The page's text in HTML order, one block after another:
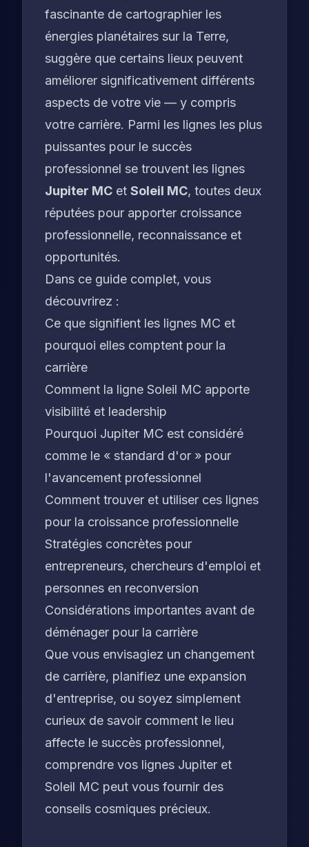
fascinante de cartographier les
énergies planétaires sur la Terre,
suggère que certains lieux peuvent
améliorer significativement différents
aspects de votre vie — y compris
votre carrière. Parmi les lignes les plus
puissantes pour le succès
professionnel se trouvent les lignes
Jupiter MC et Soleil MC, toutes deux
réputées pour apporter croissance
professionnelle, reconnaissance et
opportunités.
Dans ce guide complet, vous
découvrirez :
Ce que signifient les lignes MC et
pourquoi elles comptent pour la
carrière
Comment la ligne Soleil MC apporte
visibilité et leadership
Pourquoi Jupiter MC est considéré
comme le « standard d'or » pour
l'avancement professionnel
Comment trouver et utiliser ces lignes
pour la croissance professionnelle
Stratégies concrètes pour
entrepreneurs, chercheurs d'emploi et
personnes en reconversion
Considérations importantes avant de
déménager pour la carrière
Que vous envisagiez un changement
de carrière, planifiez une expansion
d'entreprise, ou soyez simplement
curieux de savoir comment le lieu
affecte le succès professionnel,
comprendre vos lignes Jupiter et
Soleil MC peut vous fournir des
conseils cosmiques précieux.